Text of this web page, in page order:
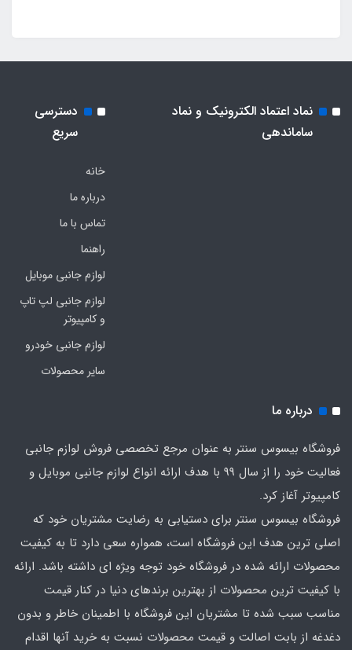
نماد اعتماد الکترونیک و نماد
ساماندهی
دسترسی
سریع
خانه
درباره ما
تماس با ما
راهنما
لوازم جانبی موبایل
لوازم جانبی لپ تاپ
و کامپیوتر
لوازم جانبی خودرو
سایر محصولات
درباره ما
فروشگاه بیسوس سنتر به عنوان مرجع تخصصی فروش لوازم جانبی
فعالیت خود را از سال 99 با هدف ارائه انواع لوازم جانبی موبایل و
کامپیوتر آغاز کرد.
فروشگاه بیسوس سنتر برای دستیابی به رضایت مشتریان خود که
اصلی‌ ترین هدف این فروشگاه است، همواره سعی دارد تا به کیفیت
محصولات ارائه شده در فروشگاه خود توجه ویژه ای داشته باشد. ارائه
با کیفیت‌ ترین محصولات از بهترین برندهای دنیا در کنار قیمت
مناسب سبب شده تا مشتریان این فروشگاه با اطمینان خاطر و بدون
دغدغه از بابت اصالت و قیمت محصولات نسبت به خرید آنها اقدام